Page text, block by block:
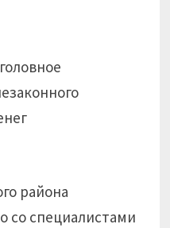
района
со специалистами